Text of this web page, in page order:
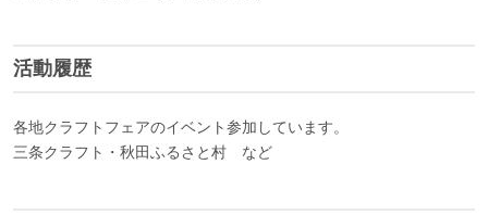
活動履歴
各地クラフトフェアのイベント参加しています。
三条クラフト・秋田ふるさと村 など